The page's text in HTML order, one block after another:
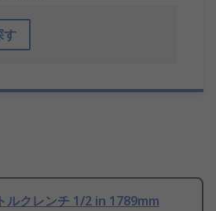
す
ルクレンチ 1/2 in 1789mm